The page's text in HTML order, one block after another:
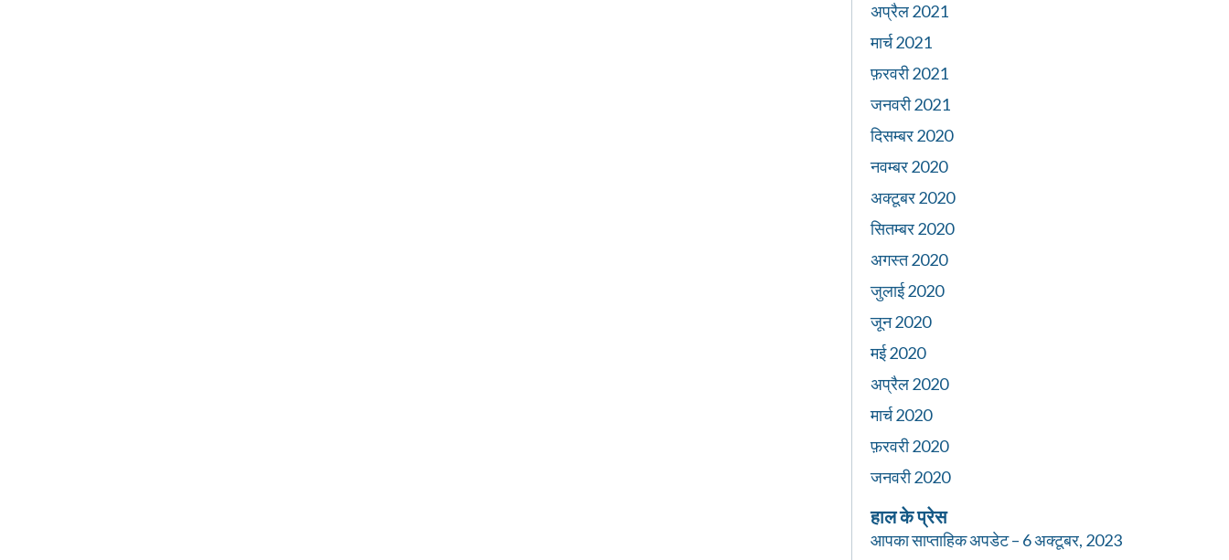
अप्रैल 2021
मार्च 2021
फ़रवरी 2021
जनवरी 2021
दिसम्बर 2020
नवम्बर 2020
अक्टूबर 2020
सितम्बर 2020
अगस्त 2020
जुलाई 2020
जून 2020
मई 2020
अप्रैल 2020
मार्च 2020
फ़रवरी 2020
जनवरी 2020
हाल के प्रेस
आपका साप्ताहिक अपडेट – 6 अक्टूबर, 2023